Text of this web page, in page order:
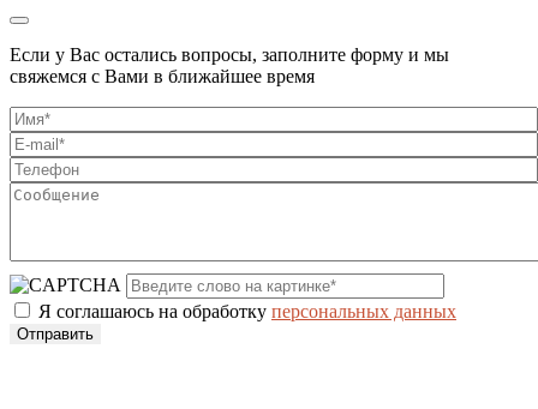
Если у Вас остались вопросы, заполните форму и мы
свяжемся с Вами в ближайшее время
Я соглашаюсь на обработку персональных данных